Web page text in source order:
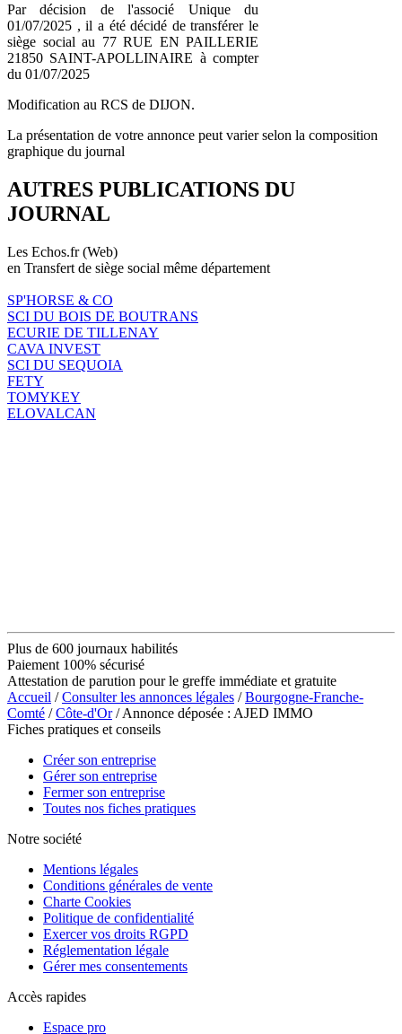
Par décision de l'associé Unique du
01/07/2025 , il a été décidé de transférer le
siège social au 77 RUE EN PAILLERIE
21850 SAINT-APOLLINAIRE à compter
du 01/07/2025
Modification au RCS de DIJON.
La présentation de votre annonce peut varier selon la composition
graphique du journal
AUTRES PUBLICATIONS DU
JOURNAL
Les Echos.fr (Web)
en Transfert de siège social même département
SP'HORSE & CO
SCI DU BOIS DE BOUTRANS
ECURIE DE TILLENAY
CAVA INVEST
SCI DU SEQUOIA
FETY
TOMYKEY
ELOVALCAN
Plus de 600 journaux habilités
Paiement 100% sécurisé
Attestation de parution pour le greffe immédiate et gratuite
Accueil /Consulter les annonces légales /Bourgogne-Franche-
Comté /Côte-d'Or/ Annonce déposée : AJED IMMO
Fiches pratiques et conseils
Créer son entreprise
Gérer son entreprise
Fermer son entreprise
Toutes nos fiches pratiques
Notre société
Mentions légales
Conditions générales de vente
Charte Cookies
Politique de confidentialité
Exercer vos droits RGPD
Réglementation légale
Gérer mes consentements
Accès rapides
Espace pro